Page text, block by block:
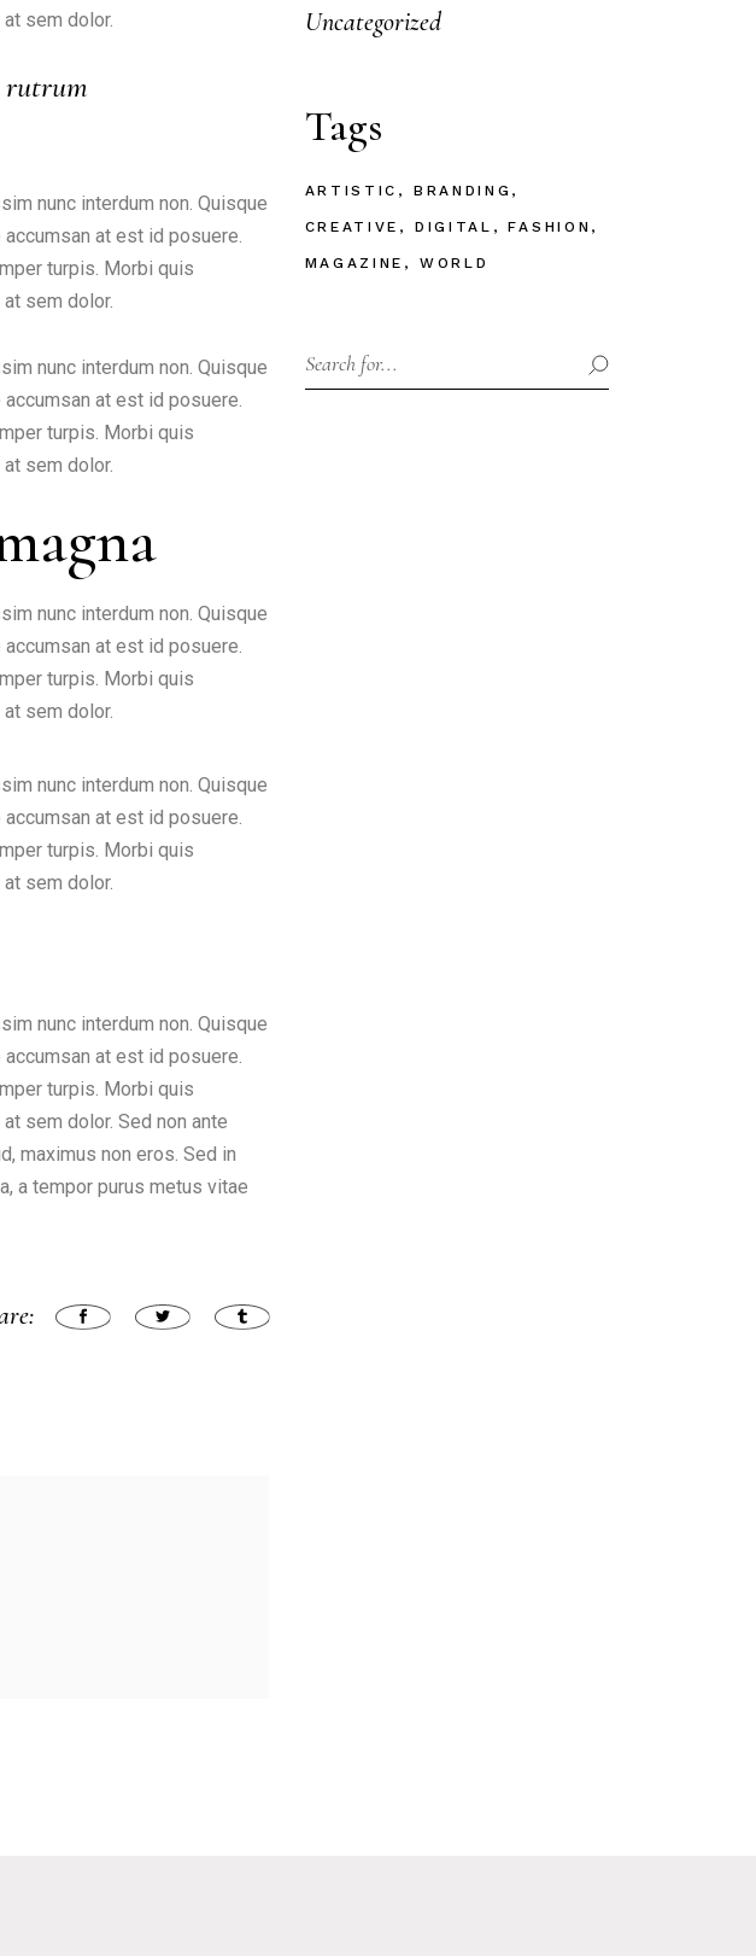
sem dolor.
rutrum
nunc interdum non. Quisque
at est id posuere.
turpis. Morbi quis
sem dolor.
nunc interdum non. Quisque
at est id posuere.
turpis. Morbi quis
sem dolor.
nunc interdum non. Quisque
at est id posuere.
turpis. Morbi quis
sem dolor.
nunc interdum non. Quisque
at est id posuere.
turpis. Morbi quis
sem dolor.
nunc interdum non. Quisque
at est id posuere.
turpis. Morbi quis
sem dolor. Sed non ante
maximus non eros. Sed in
a tempor purus metus vitae
Uncategorized
Tags
ARTISTIC BRANDING
CREATIVE DIGITAL FASHION
MAGAZINE WORLD